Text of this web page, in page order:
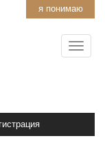
я понимаю